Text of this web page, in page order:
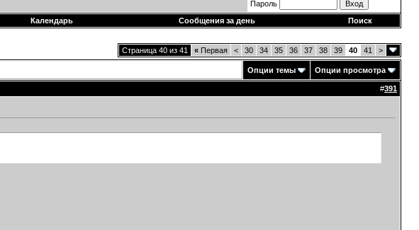
Пароль
Календарь Сообщения за день Поиск
Страница 40 из 41 « Первая < 30 34 35 36 37 38 39 40 41 >
Опции темы Опции просмотра
#391